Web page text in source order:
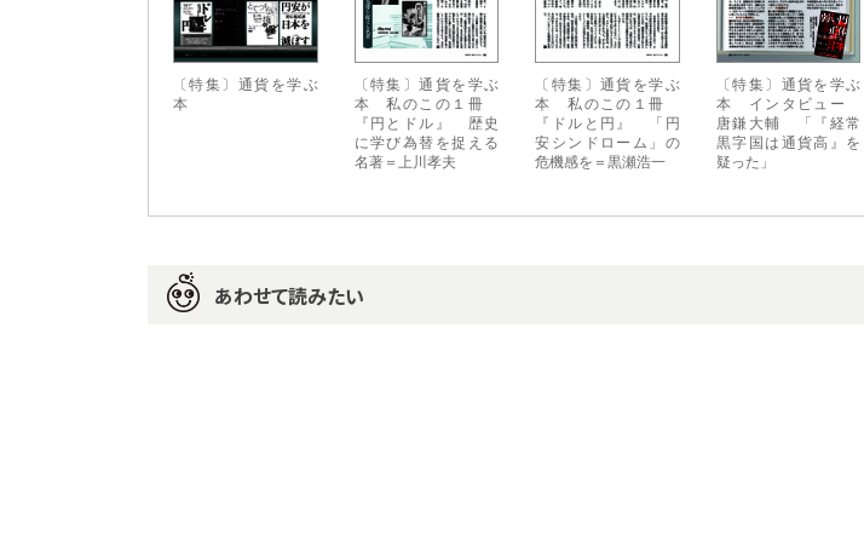
〔特集〕通貨を学ぶ
本
〔特集〕通貨を学ぶ
本 私のこの１冊
『円とドル』 歴史
に学び為替を捉える
名著＝上川孝夫
〔特集〕通貨を学ぶ
本 私のこの１冊
『ドルと円』 「円
安シンドローム」の
危機感を＝黒瀬浩一
〔特集〕通貨を学ぶ
本 インタビュー
唐鎌大輔 「『経常
黒字国は通貨高』を
疑った」
あわせて読みたい